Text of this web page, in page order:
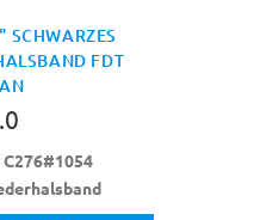
SCHWARZES
FDT
C276#1054